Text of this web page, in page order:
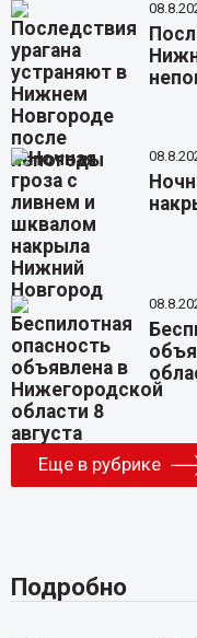
Еще в рубрике
Подробно